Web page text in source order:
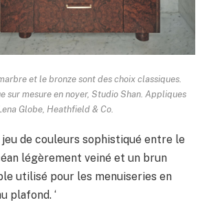
et le bronze sont des choix classiques.
sur mesure en noyer, Studio Shan. Appliques
Globe, Heathfield & Co.
jeu de couleurs sophistiqué entre le
légèrement veiné et un brun
utilisé pour les menuiseries en
plafond. ‘